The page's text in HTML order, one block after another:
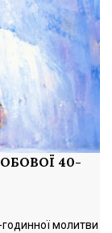
40-
молитви